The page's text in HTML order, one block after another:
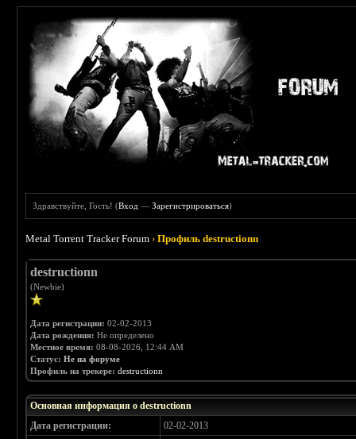
Здравствуйте, Гость! (Вход —Зарегистрироваться)
Metal Torrent Tracker Forum ›Профиль destructionn
destructionn
(Newbie)
Дата регистрации: 02-02-2013
Дата рождения: Не определено
Местное время: 08-08-2026, 12:44 AM
Статус: Не на форуме
Профиль на трекере: destructionn
Основная информация о destructionn
Дата регистрации:
02-02-2013